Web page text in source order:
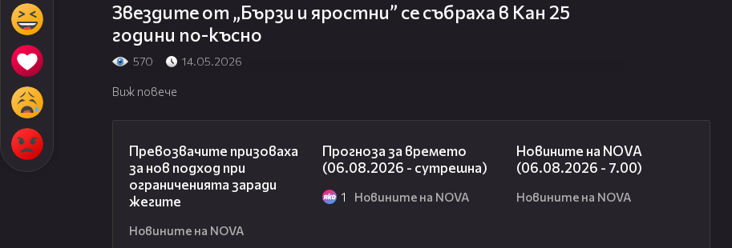
Звездите от „Бързи и яростни” се събраха в Кан 25
години по-късно
570 14.05.2026
Виж повече
Превозвачите призоваха
за нов подход при
ограниченията заради
жегите
Новините на NOVA
Прогноза за времето
(06.08.2026 - сутрешна)
1 Новините на NOVA
Новините на NOVA
(06.08.2026 - 7.00)
Новините на NOVA